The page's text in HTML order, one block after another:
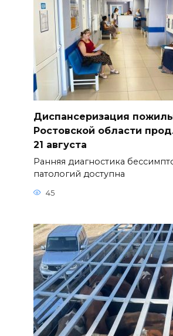
Диспансеризация
Ростовской области
21 августа
Ранняя диагностика
патологий доступна
45